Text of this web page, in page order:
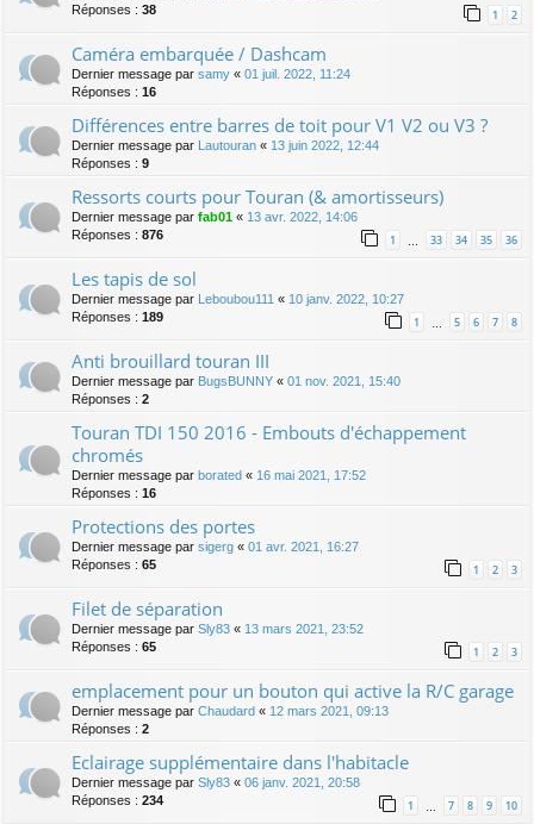
Réponses : 38 1 2
Caméra embarquée / Dashcam
Dernier message par samy « 01 juil. 2022, 11:24
Réponses : 16
Différences entre barres de toit pour V1 V2 ou V3 ?
Dernier message par Lautouran « 13 juin 2022, 12:44
Réponses : 9
Ressorts courts pour Touran (& amortisseurs)
Dernier message par fab01 « 13 avr. 2022, 14:06
Réponses : 876 1 … 33 34 35 36
Les tapis de sol
Dernier message par Leboubou111 « 10 janv. 2022, 10:27
Réponses : 189 1 … 5 6 7 8
Anti brouillard touran III
Dernier message par BugsBUNNY « 01 nov. 2021, 15:40
Réponses : 2
Touran TDI 150 2016 - Embouts d'échappement
chromés
Dernier message par borated « 16 mai 2021, 17:52
Réponses : 16
Protections des portes
Dernier message par sigerg « 01 avr. 2021, 16:27
Réponses : 65 1 2 3
Filet de séparation
Dernier message par Sly83 « 13 mars 2021, 23:52
Réponses : 65 1 2 3
emplacement pour un bouton qui active la R/C garage
Dernier message par Chaudard « 12 mars 2021, 09:13
Réponses : 2
Eclairage supplémentaire dans l'habitacle
Dernier message par Sly83 « 06 janv. 2021, 20:58
Réponses : 234 1 … 7 8 9 10